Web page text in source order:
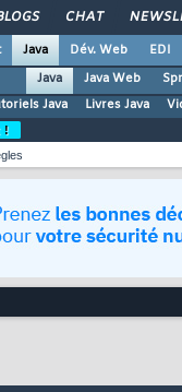
CHAT
Java Dév. Web EDI
Java
Java Web
Java Livres Java
!